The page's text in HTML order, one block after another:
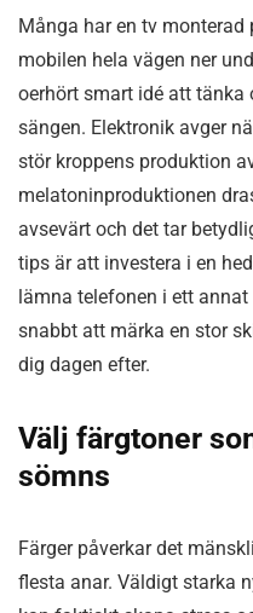
Många har en tv monterad
mobilen hela vägen ner
oerhört smart idé att tänka
sängen. Elektronik avger
stör kroppens produktion
melatoninproduktionen
avsevärt och det tar
tips är att investera i en
lämna telefonen i ett
snabbt att märka en stor
dig dagen efter.
Välj färgtoner
sömns
Färger påverkar det
flesta anar. Väldigt starka